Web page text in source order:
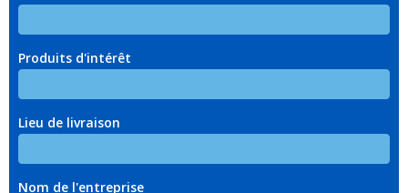
Produits d'intérêt
Lieu de livraison
Nom de l'entreprise